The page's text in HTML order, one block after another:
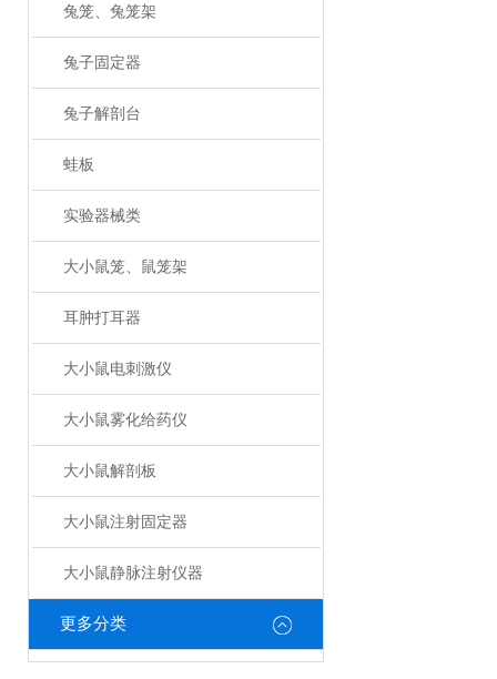
兔笼、兔笼架
兔子固定器
兔子解剖台
蛙板
实验器械类
大小鼠笼、鼠笼架
耳肿打耳器
大小鼠电刺激仪
大小鼠雾化给药仪
大小鼠解剖板
大小鼠注射固定器
大小鼠静脉注射仪器
更多分类